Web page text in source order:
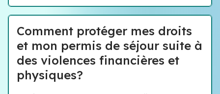
Comment protéger mes droits
et mon permis de séjour suite à
des violences financières et
physiques?